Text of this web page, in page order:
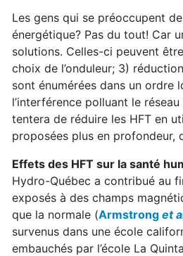
Les gens qui se préoccupent
énergétique? Pas du tout! Car
solutions. Celles-ci peuvent
choix de l’onduleur; 3)
sont énumérées dans un ordre
l’interférence polluant le
tentera de réduire les HFT en
proposées plus en profondeur,
Effets des HFT sur la santé
Hydro-Québec a contribué au
exposés à des champs
que la normale (Armstrong et
survenus dans une école
embauchés par l’école La